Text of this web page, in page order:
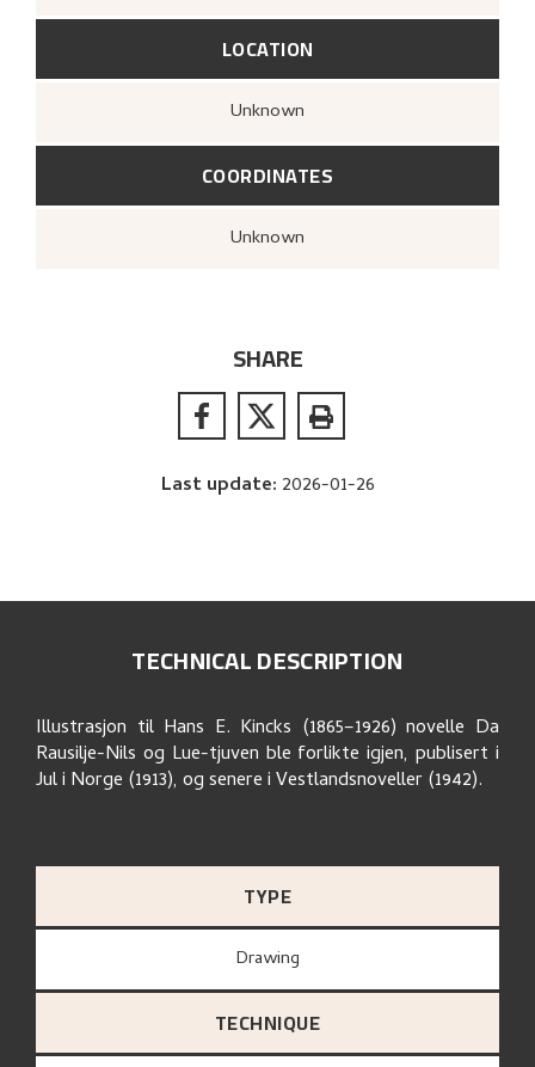
LOCATION
Unknown
COORDINATES
Unknown
SHARE
Last update: 2026-01-26
TECHNICAL DESCRIPTION
TYPE
Drawing
TECHNIQUE
Illustrasjon til Hans E. Kincks (1865–1926) novelle Da
Rausilje-Nils og Lue-tjuven ble forlikte igjen, publisert i
Jul i Norge (1913), og senere i Vestlandsnoveller (1942).